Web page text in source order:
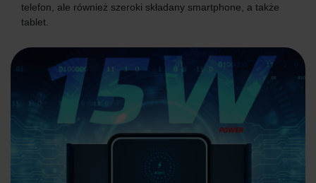
telefon, ale również szeroki składany smartphone, a także
tablet.